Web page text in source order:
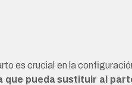
es crucial en la
que pueda sustituir al